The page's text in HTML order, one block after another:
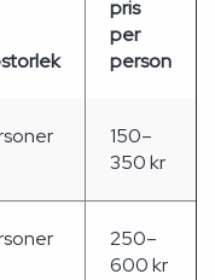
pris
per
person
150–
350 kr
250–
600 kr